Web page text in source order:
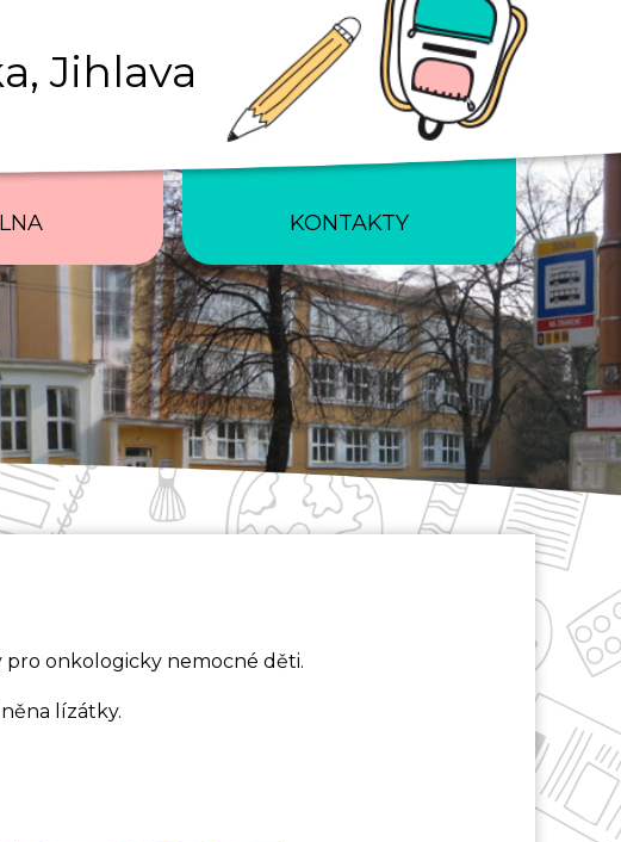
Jihlava
KONTAKTY
pro onkologicky nemocné děti.
lízátky.